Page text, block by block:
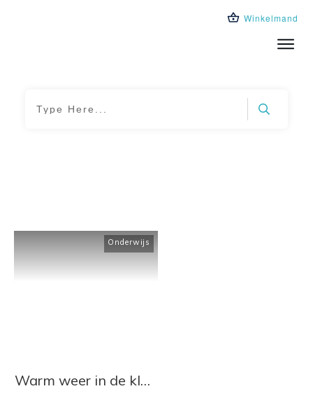
Winkelmand
Blog
Onderwijs
Warm weer in de klas: originele lesactiviteiten voor tropische schooldagen